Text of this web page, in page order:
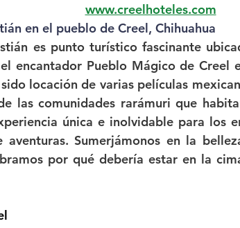
www.creelhoteles.com
en el pueblo de Creel, Chihuahua
es punto turístico fascinante
encantador Pueblo Mágico de Creel
locación de varias películas
las comunidades rarámuri que
única e inolvidable para los
aventuras. Sumerjámonos en la
por qué debería estar en la